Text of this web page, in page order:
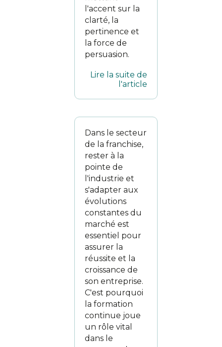
l'accent sur la
clarté, la
pertinence et
la force de
persuasion.
Lire la suite de
l'article
Dans le secteur
de la franchise,
rester à la
pointe de
l'industrie et
s'adapter aux
évolutions
constantes du
marché est
essentiel pour
assurer la
réussite et la
croissance de
son entreprise.
C'est pourquoi
la formation
continue joue
un rôle vital
dans le